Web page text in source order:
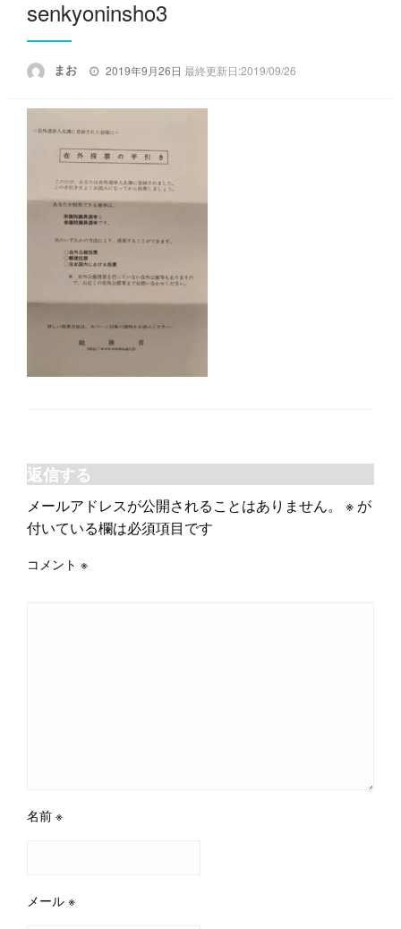
senkyoninsho3
まお
投
2019年9月26日 最終更新日:2019/09/26
返信する
メールアドレスが公開されることはありません。 ※ が
付いている欄は必須項目です
コメント ※
名前 ※
メール ※